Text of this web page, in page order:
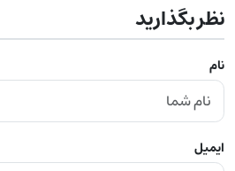
نظر بگذارید
نام
ایمیل